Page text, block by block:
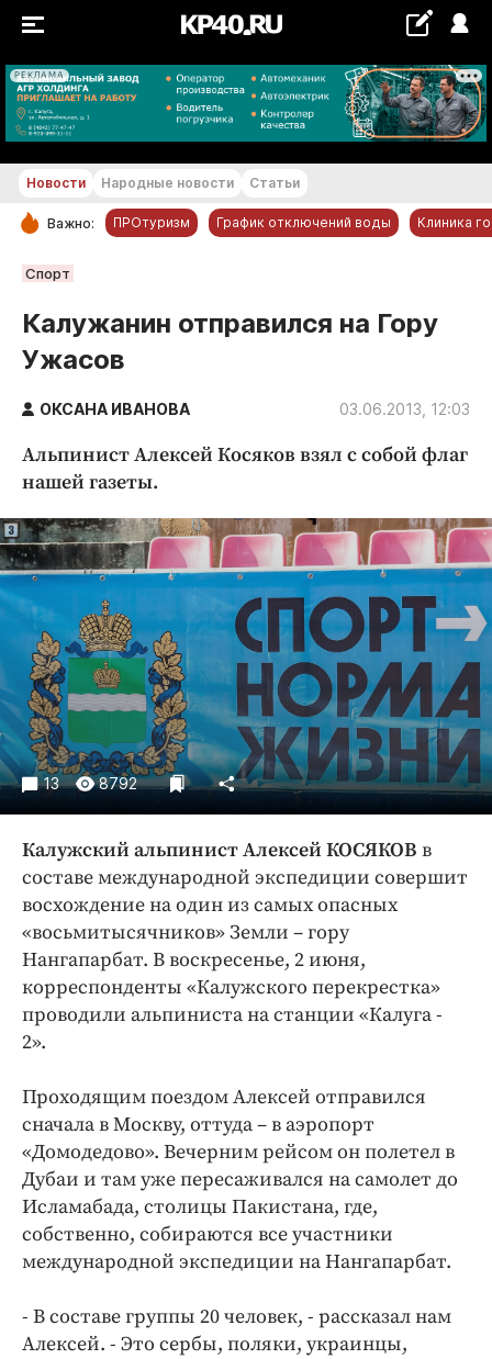
РЕКЛАМА
+21...+22 °С
РУБРИКИ
Новости компаний
Статьи
Народные новости
Авто и транспорт
Благоустройство
Культура
Недвижимость и ЖКХ
Образование
Общество
Погода
Праздники
Происшествия
Спорт
Экономика и бизнес
ПРОЕКТЫ
Блоги
Издания
Медиаперсона
Интересное чтиво
Клиника года
Работодатель года
Новости Народные новости Статьи
Важно: ПРОтуризм График отключений воды Клиника
Спорт
Калужанин отправился на Гору
Ужасов
ОКСАНА ИВАНОВА 03.06.2013, 12:03
Альпинист Алексей Косяков взял с собой флаг
нашей газеты.
13 8792
Калужский альпинист Алексей КОСЯКОВ в
составе международной экспедиции совершит
восхождение на один из самых опасных
«восьмитысячников» Земли – гору
Нангапарбат. В воскресенье, 2 июня,
корреспонденты «Калужского перекрестка»
проводили альпиниста на станции «Калуга -
2».
Проходящим поездом Алексей отправился
сначала в Москву, оттуда – в аэропорт
«Домодедово». Вечерним рейсом он полетел в
Дубаи и там уже пересаживался на самолет до
Исламабада, столицы Пакистана, где,
собственно, собираются все участники
международной экспедиции на Нангапарбат.
- В составе группы 20 человек, - рассказал нам
Алексей. - Это сербы, поляки, украинцы,